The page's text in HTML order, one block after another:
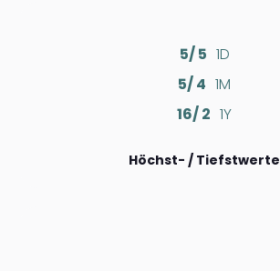
5/ 5 1D
5/ 4 1M
16/ 2 1Y
Höchst- / Tiefstwerte